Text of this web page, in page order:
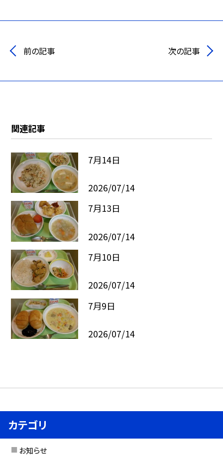
前の記事 次の記事
関連記事
7月14日
2026/07/14
7月13日
2026/07/14
7月10日
2026/07/14
7月9日
2026/07/14
カテゴリ
お知らせ